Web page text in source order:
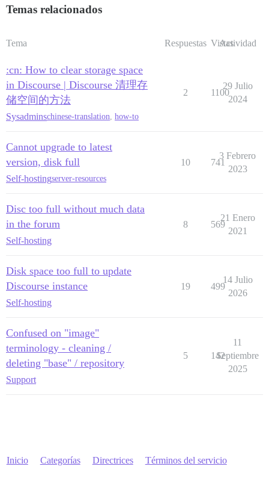
Temas relacionados
Tema Respuestas Vistas
Actividad
:cn: How to clear storage space
in Discourse | Discourse 清理存
储空间的方法
Sysadminschinese-translation, how-to
2 1100
29 Julio
2024
Cannot upgrade to latest
version, disk full
Self-hostingserver-resources
10 741
3 Febrero
2023
Disc too full without much data
in the forum
Self-hosting
8 569
21 Enero
2021
Disk space too full to update
Discourse instance
Self-hosting
19 499
14 Julio
2026
Confused on "image"
terminology - cleaning /
deleting "base" / repository
Support
5 142
11
Septiembre
2025
Inicio Categorías Directrices Términos del servicio